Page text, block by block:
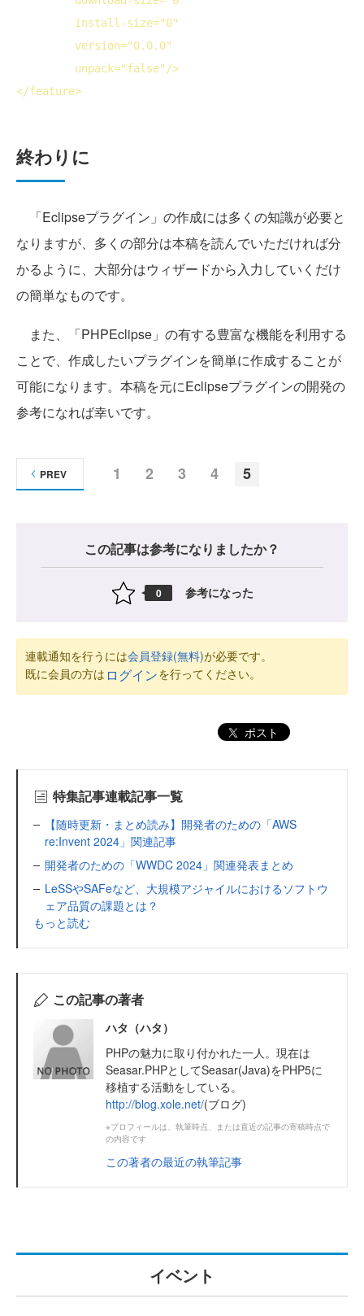
install-size="0"
version="0.0.0"
unpack="false"/>
</feature>
終わりに
「Eclipseプラグイン」の作成には多くの知識が必要と
なりますが、多くの部分は本稿を読んでいただければ分
かるように、大部分はウィザードから入力していくだけ
の簡単なものです。
また、「PHPEclipse」の有する豊富な機能を利用する
ことで、作成したいプラグインを簡単に作成することが
可能になります。本稿を元にEclipseプラグインの開発の
参考になれば幸いです。
1 2 3 4 5
PREV
この記事は参考になりましたか？
0 参考になった
連載通知を行うには会員登録(無料)が必要です。
既に会員の方は ログインを行ってください。
ポスト
特集記事連載記事一覧
【随時更新・まとめ読み】開発者のための「AWS
re:Invent 2024」関連記事
開発者のための「WWDC 2024」関連発表まとめ
LeSSやSAFeなど、大規模アジャイルにおけるソフトウ
ェア品質の課題とは？
もっと読む
この記事の著者
ハタ（ハタ）
PHPの魅力に取り付かれた一人。現在は
Seasar.PHPとしてSeasar(Java)をPHP5に
移植する活動をしている。
http://blog.xole.net/(ブログ)
※プロフィールは、執筆時点、または直近の記事の寄稿時点で
の内容です
この著者の最近の執筆記事
イベント